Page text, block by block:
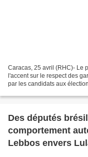
Caracas, 25 avril (RHC)- Le
l'accent sur le respect des
par les candidats aux
Des députés
comportement
Lebbos envers